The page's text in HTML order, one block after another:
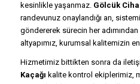
kesinlikle yaşanmaz. Gölcük
randevunuz onaylandığı an,
göndererek sürecin her
altyapımız, kurumsal kalitemizin en
Hizmetimiz bittikten sonra da
Kaçağı kalite kontrol ekiplerimiz,